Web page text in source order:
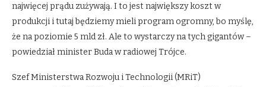
najwięcej prądu zużywają. I to jest największy koszt w
produkcji i tutaj będziemy mieli program ogromny, bo myślę,
że na poziomie 5 mld zł. Ale to wystarczy na tych gigantów –
powiedział minister Buda w radiowej Trójce.
Szef Ministerstwa Rozwoju i Technologii (MRiT)